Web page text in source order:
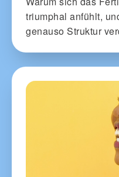
triumphal anfühlt,
genauso Struktur